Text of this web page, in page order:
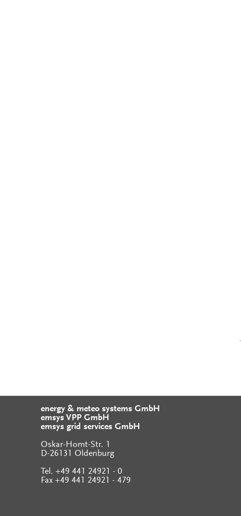
energy & meteo systems GmbH
emsys VPP GmbH
emsys grid services GmbH
Oskar-Homt-Str. 1
D-26131 Oldenburg
Tel. +49 441 24921 - 0
Fax +49 441 24921 - 479